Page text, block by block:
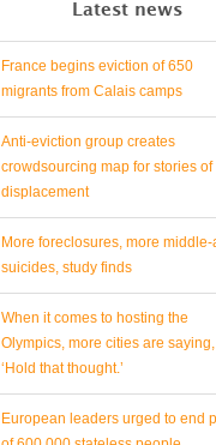
Latest news
France begins eviction of 650
migrants from Calais camps
Anti-eviction group creates
crowdsourcing map for stories of
displacement
More foreclosures, more middle-
suicides, study finds
When it comes to hosting the
Olympics, more cities are saying,
‘Hold that thought.’
European leaders urged to end